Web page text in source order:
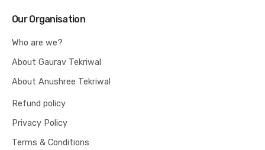
Our Organisation
Who are we?
About Gaurav Tekriwal
About Anushree Tekriwal
Refund policy
Privacy Policy
Terms & Conditions